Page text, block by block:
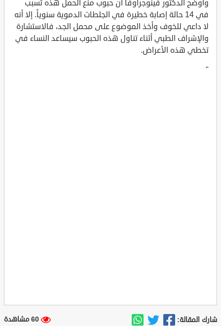
وأوضح الدكتور فينوجراوفا أن حبوب منع الحمل هذه تسبب
في 14 حالة إصابة خطيرة في الجلطات الدموية سنوياً. إلا أنه
لا داعي للخوف وأخذ الموضوع على محمل الجد، فالاستشارة
والإشراف الطبي أثناء تناول هذه الحبوب سيساعد النساء في
تخطي هذه الأعراض.
"
شارك المقالة: 60 مشاهدة